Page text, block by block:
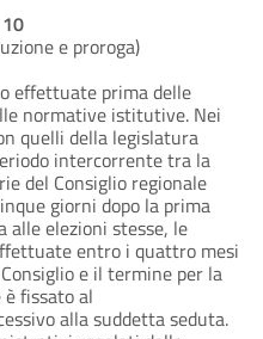
e proroga)
effettuate prima delle
normative istitutive. Nei
quelli della legislatura
intercorrente tra la
del Consiglio regionale
giorni dopo la prima
alle elezioni stesse, le
entro i quattro mesi
e il termine per la
fissato al
alla suddetta seduta.